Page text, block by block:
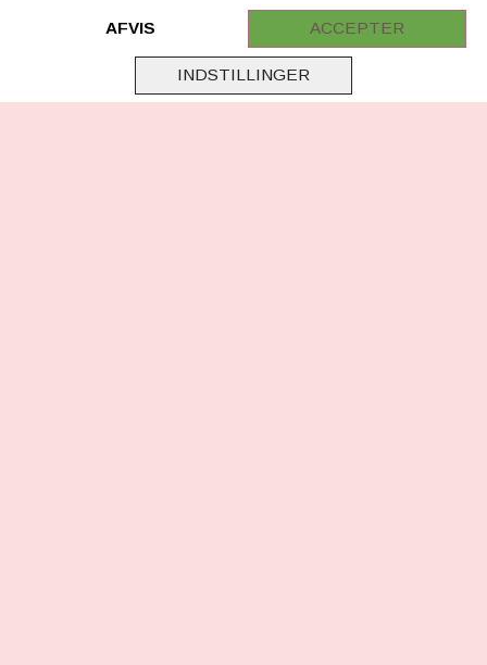
Samarbejde
Cookie & Privatlivsoplysninger
INDSTILLINGER
AFVIS ACCEPTER